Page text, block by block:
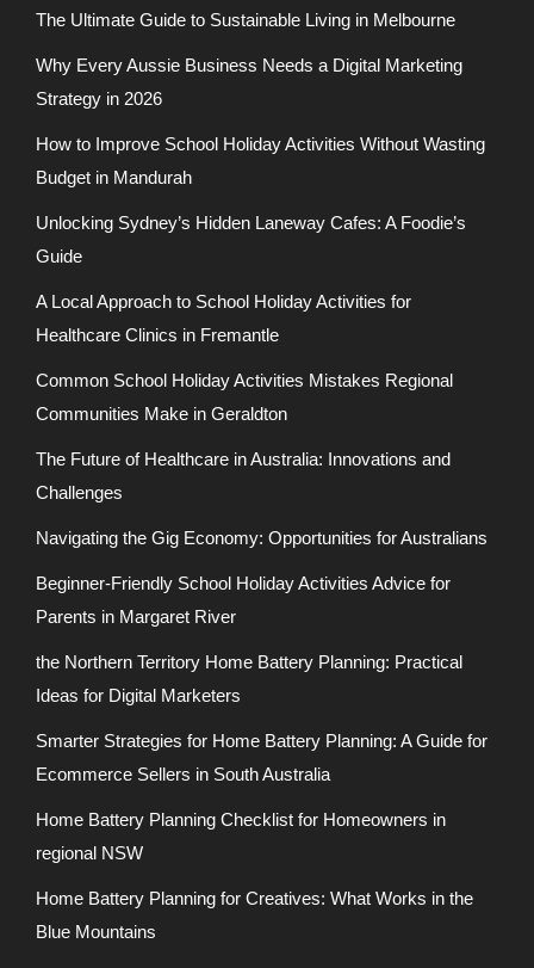
The Ultimate Guide to Sustainable Living in Melbourne
Why Every Aussie Business Needs a Digital Marketing
Strategy in 2026
How to Improve School Holiday Activities Without Wasting
Budget in Mandurah
Unlocking Sydney’s Hidden Laneway Cafes: A Foodie’s
Guide
A Local Approach to School Holiday Activities for
Healthcare Clinics in Fremantle
Common School Holiday Activities Mistakes Regional
Communities Make in Geraldton
The Future of Healthcare in Australia: Innovations and
Challenges
Navigating the Gig Economy: Opportunities for Australians
Beginner-Friendly School Holiday Activities Advice for
Parents in Margaret River
the Northern Territory Home Battery Planning: Practical
Ideas for Digital Marketers
Smarter Strategies for Home Battery Planning: A Guide for
Ecommerce Sellers in South Australia
Home Battery Planning Checklist for Homeowners in
regional NSW
Home Battery Planning for Creatives: What Works in the
Blue Mountains